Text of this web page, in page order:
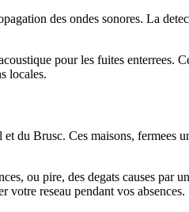
des ondes sonores. La
pour les fuites enterrees.
locales.
du Brusc. Ces maisons, fermees
ou pire, des degats causes par
reseau pendant vos absences.